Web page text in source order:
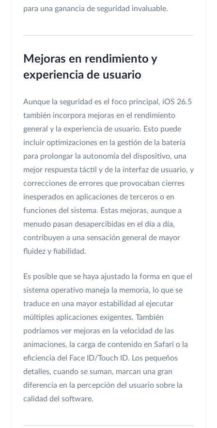
para una ganancia de seguridad invaluable.
Mejoras en rendimiento y
experiencia de usuario
Aunque la seguridad es el foco principal, iOS 26.5
también incorpora mejoras en el rendimiento
general y la experiencia de usuario. Esto puede
incluir optimizaciones en la gestión de la batería
para prolongar la autonomía del dispositivo, una
mejor respuesta táctil y de la interfaz de usuario, y
correcciones de errores que provocaban cierres
inesperados en aplicaciones de terceros o en
funciones del sistema. Estas mejoras, aunque a
menudo pasan desapercibidas en el día a día,
contribuyen a una sensación general de mayor
fluidez y fiabilidad.
Es posible que se haya ajustado la forma en que el
sistema operativo maneja la memoria, lo que se
traduce en una mayor estabilidad al ejecutar
múltiples aplicaciones exigentes. También
podríamos ver mejoras en la velocidad de las
animaciones, la carga de contenido en Safari o la
eficiencia del Face ID/Touch ID. Los pequeños
detalles, cuando se suman, marcan una gran
diferencia en la percepción del usuario sobre la
calidad del software.